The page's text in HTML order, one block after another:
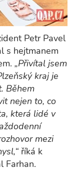
Petr Pavel
s hejtmanem
„Přivítal jsem
kraj je
Během
nejen to, co
která lidé v
mezi
říká k
Farhan.